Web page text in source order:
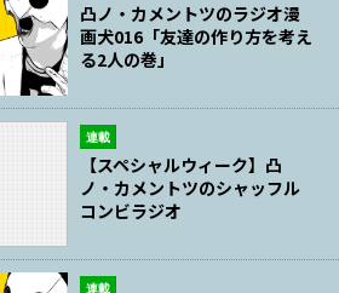
凸ノ・カメントツのラジオ漫
画犬016「友達の作り方を考え
る2人の巻」
連載
【スペシャルウィーク】凸
ノ・カメントツのシャッフル
コンビラジオ
連載